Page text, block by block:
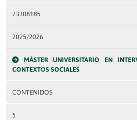
23308185
2025/2026
MÁSTER UNIVERSITARIO EN
CONTEXTOS SOCIALES
CONTENIDOS
5